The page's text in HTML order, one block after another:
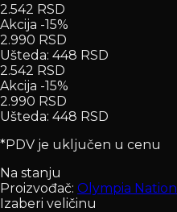
2.542 RSD
Akcija -15%
2.990 RSD
Ušteda: 448 RSD
2.542 RSD
Akcija -15%
2.990 RSD
Ušteda: 448 RSD
*PDV je uključen u cenu
Na stanju
Proizvođač: Olympia Nation
Izaberi veličinu